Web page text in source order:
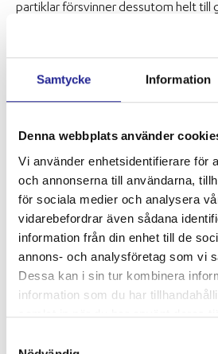
Samtycke Information
Denna webbplats använder
Vi använder enhetsidentifierare för
och annonserna till användarna,
för sociala medier och analysera
vidarebefordrar även sådana
information från din enhet till de
annons- och analysföretag som vi
Dessa kan i sin tur kombinera
information som du har
samlat in när du har använt deras
partiklar försvinner dessutom helt till
– Vi ser fram emot att elektrifiera
sikt även den trafik vi bedriver i
kollektivtrafiken för att binda
vägtrafiken. Varje år reser drygt 3
färjorna över älven.
Tilldelningsbeslutet kan överklagas
Senast redigerad: 02 Jul 2024